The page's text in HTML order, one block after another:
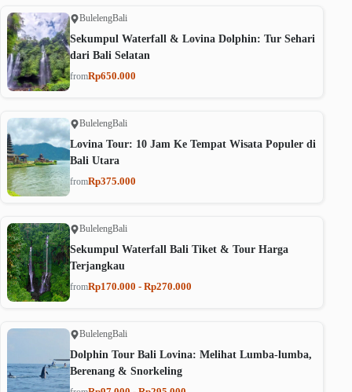
BulelengBali
Sekumpul Waterfall & Lovina Dolphin: Tur Sehari
dari Bali Selatan
fromRp650.000
BulelengBali
Lovina Tour: 10 Jam Ke Tempat Wisata Populer di
Bali Utara
fromRp375.000
BulelengBali
Sekumpul Waterfall Bali Tiket & Tour Harga
Terjangkau
fromRp170.000 - Rp270.000
BulelengBali
Dolphin Tour Bali Lovina: Melihat Lumba-lumba,
Berenang & Snorkeling